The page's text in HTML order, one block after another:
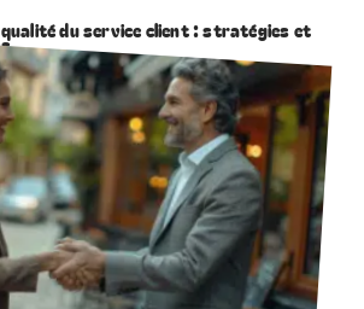
du service client : stratégies et